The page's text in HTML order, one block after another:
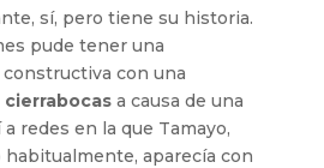
sí, pero tiene su historia.
pude tener una
con una
cierrabocasa causa de una
redes en la que Tamayo,
aparecía con